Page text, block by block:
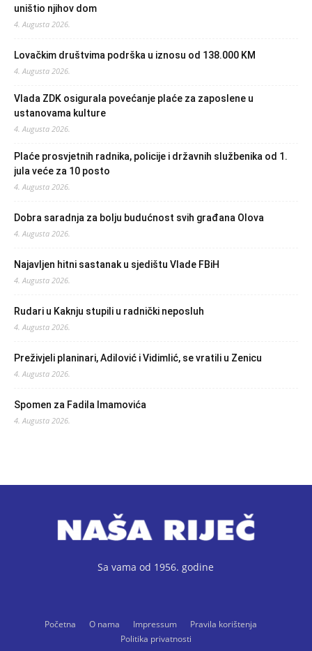
uništio njihov dom
4. Augusta 2026.
Lovačkim društvima podrška u iznosu od 138.000 KM
4. Augusta 2026.
Vlada ZDK osigurala povećanje plaće za zaposlene u
ustanovama kulture
4. Augusta 2026.
Plaće prosvjetnih radnika, policije i državnih službenika od 1.
jula veće za 10 posto
4. Augusta 2026.
Dobra saradnja za bolju budućnost svih građana Olova
4. Augusta 2026.
Najavljen hitni sastanak u sjedištu Vlade FBiH
4. Augusta 2026.
Rudari u Kaknju stupili u radnički neposluh
4. Augusta 2026.
Preživjeli planinari, Adilović i Vidimlić, se vratili u Zenicu
4. Augusta 2026.
Spomen za Fadila Imamovića
4. Augusta 2026.
Sa vama od 1956. godine
Početna O nama Impressum
Pravila korištenja
Politika privatnosti